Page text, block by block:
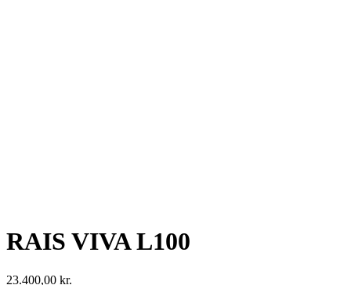
RAIS VIVA L100
23.400,00 kr.